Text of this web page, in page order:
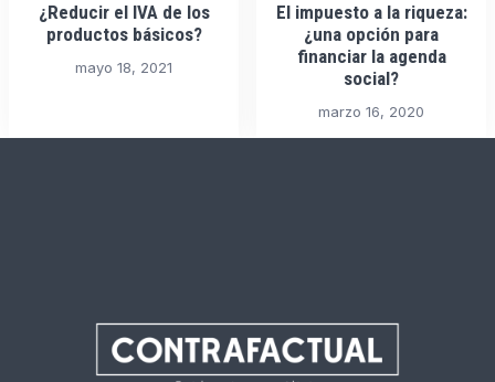
¿Reducir el IVA de los
productos básicos?
mayo 18, 2021
El impuesto a la riqueza:
¿una opción para
financiar la agenda
social?
marzo 16, 2020